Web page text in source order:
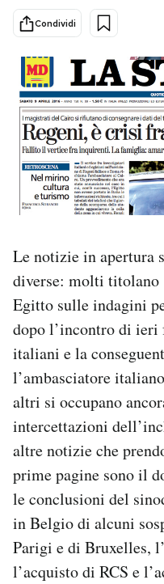
Cultura
Economia
Sport
PODCAST
NEWSLETTER
CALENDARIO
AREA PERSONALE
Area Personale
Newsletter
Notifiche mobile
Regala il Post
Hai bisogno di aiuto?
Condividi
Le notizie in apertura
diverse: molti
Egitto sulle indagini
dopo l’incontro di
italiani e la
l’ambasciatore
altri si occupano
intercettazioni
altre notizie che
prime pagine sono il
le conclusioni del
in Belgio di alcuni
Parigi e di Bruxelles,
l’acquisto di RCS e